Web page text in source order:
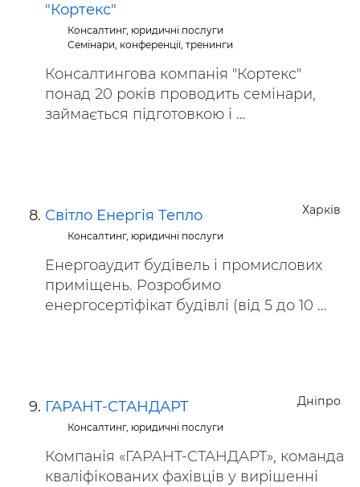
"Кортекс"
Консалтинг, юридичні послуги
Семінари, конференції, тренинги
Консалтингова компанія "Кортекс"
понад 20 років проводить семінари,
займається підготовкою і ...
Харків
Світло Енергія Тепло
Консалтинг, юридичні послуги
Енергоаудит будівель і промислових
приміщень. Розробимо
енергосертіфікат будівлі (від 5 до 10 ...
Дніпро
ГАРАНТ-СТАНДАРТ
Консалтинг, юридичні послуги
Компанія «ГАРАНТ-СТАНДАРТ», команда
кваліфікованих фахівців у вирішенні